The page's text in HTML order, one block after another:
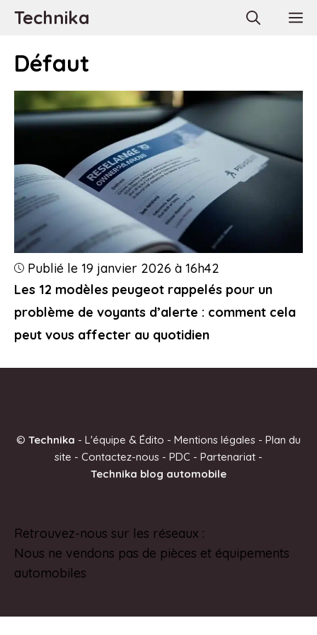
AllerTechnika
Défaut
Les 12 modèles peugeot rappelés pour un
problème de voyants d’alerte : comment cela
peut vous affecter au quotidien
Publié le 19 janvier 2026 à 16h42
© Technika - L'équipe & Édito - Mentions légales - Plan du
site - Contactez-nous - PDC - Partenariat -
Technika blog automobile
Retrouvez-nous sur les réseaux :
Nous ne vendons pas de pièces et équipements
automobiles